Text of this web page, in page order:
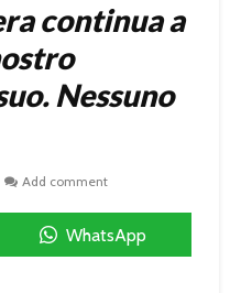
continua a
Nessuno
Add comment
WhatsApp